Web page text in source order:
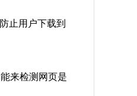
止用户下载到
来检测网页是